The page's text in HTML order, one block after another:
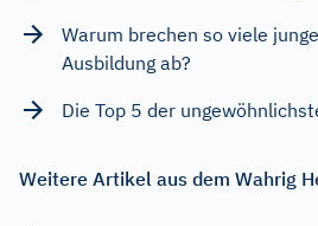
Warum brechen so viele
Ausbildung ab?
Die Top 5 der
Weitere Artikel aus dem Wahrig